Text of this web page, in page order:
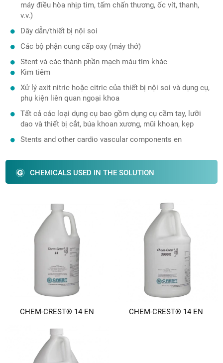
máy điều hòa nhịp tim, tấm chấn thương, ốc vít, thanh,
v.v.)
Dây dẫn/thiết bị nội soi
Các bộ phận cung cấp oxy (máy thở)
Stent và các thành phần mạch máu tim khác
Kim tiêm
Xử lý axit nitric hoặc citric của thiết bị nội soi và dụng cụ,
phụ kiện liên quan ngoại khoa
Tất cả các loại dụng cụ bao gồm dụng cụ cầm tay, lưỡi
dao và thiết bị cắt, búa khoan xương, mũi khoan, kẹp
Stents and other cardio vascular components en
CHEMICALS USED IN THE SOLUTION
CHEM-CREST® 14 EN CHEM-CREST® 14 EN